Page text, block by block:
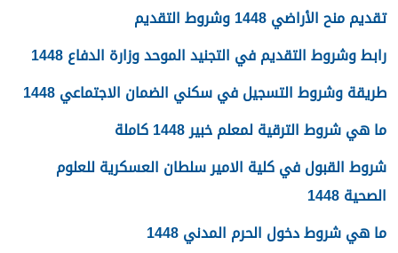
تقديم منح الأراضي 1448 وشروط التقديم
رابط وشروط التقديم في التجنيد الموحد وزارة الدفاع 1448
طريقة وشروط التسجيل في سكني الضمان الاجتماعي 1448
ما هي شروط الترقية لمعلم خبير 1448 كاملة
شروط القبول في كلية الامير سلطان العسكرية للعلوم
الصحية 1448
ما هي شروط دخول الحرم المدني 1448